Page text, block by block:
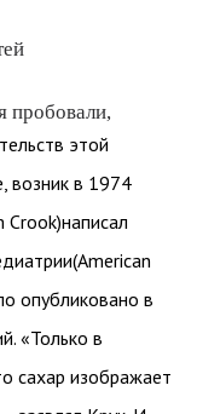
пробовали,
этой
возник в 1974
Crook)написал
опубликовано в
«Только в
сахар изображает